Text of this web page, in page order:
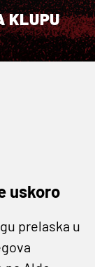
KLUPU
uskoro
prelaska u